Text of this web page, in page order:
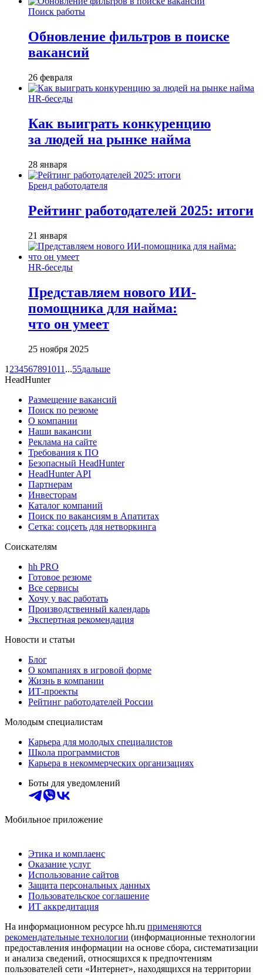
Поиск работы
Обновление фильтров в поиске
вакансий
26 февраля
HR-беседы
Как выиграть конкуренцию
за людей на рынке найма
28 января
Бренд работодателя
Рейтинг работодателей 2025: итоги
21 января
HR-беседы
Представляем нового ИИ-
помощника для найма:
что он умеет
25 ноября 2025
1 234567891011 ...55дальше
HeadHunter
Размещение вакансий
Поиск по резюме
О компании
Наши вакансии
Реклама на сайте
Требования к ПО
Безопасный HeadHunter
HeadHunter API
Партнерам
Инвесторам
Каталог компаний
Поиск по вакансиям в Апатитах
Сетка: соцсеть для нетворкинга
Соискателям
hh PRO
Готовое резюме
Все сервисы
Хочу у вас работать
Производственный календарь
Экспертная рекомендация
Новости и статьи
Блог
О компаниях в игровой форме
Жизнь в компании
ИТ-проекты
Рейтинг работодателей России
Молодым специалистам
Карьера для молодых специалистов
Школа программистов
Карьера в некоммерческих организациях
Боты для уведомлений
Мобильное приложение
Этика и комплаенс
Оказание услуг
Использование сайтов
Защита персональных данных
Пользовательское соглашение
ИТ аккредитация
На информационном ресурсе hh.ru применяются
рекомендательные технологии (информационные технологии
предоставления информации на основе сбора, систематизации
и анализа сведений, относящихся к предпочтениям
пользователей сети «Интернет», находящихся на территории